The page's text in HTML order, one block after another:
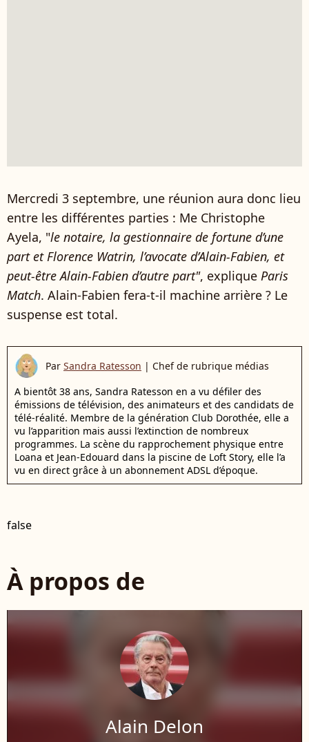
Mercredi 3 septembre, une réunion aura donc lieu
entre les différentes parties : Me Christophe
Ayela, "le notaire, la gestionnaire de fortune d’une
part et Florence Watrin, l’avocate d’Alain-Fabien, et
peut-être Alain-Fabien d’autre part", explique Paris
Match. Alain-Fabien fera-t-il machine arrière ? Le
suspense est total.
Par Sandra Ratesson | Chef de rubrique médias
A bientôt 38 ans, Sandra Ratesson en a vu défiler des
émissions de télévision, des animateurs et des candidats de
télé-réalité. Membre de la génération Club Dorothée, elle a
vu l’apparition mais aussi l’extinction de nombreux
programmes. La scène du rapprochement physique entre
Loana et Jean-Edouard dans la piscine de Loft Story, elle l’a
vu en direct grâce à un abonnement ADSL d’époque.
false
À propos de
Alain Delon